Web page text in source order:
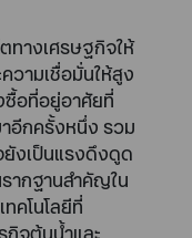
ทางเศรษฐกิจให้
วามเชื่อมั่นให้สูง
ซื้อที่อยู่อาศัยที่
อีกครั้งหนึ่ง รวม
งเป็นแรงดึงดูด
ากฐานสำคัญใน
คโนโลยีที่